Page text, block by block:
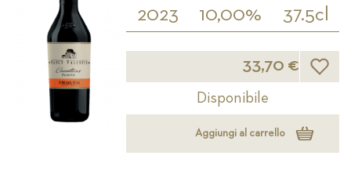
2023 10,00% 37.5cl
33,70 €
Disponibile
Aggiungi al carrello